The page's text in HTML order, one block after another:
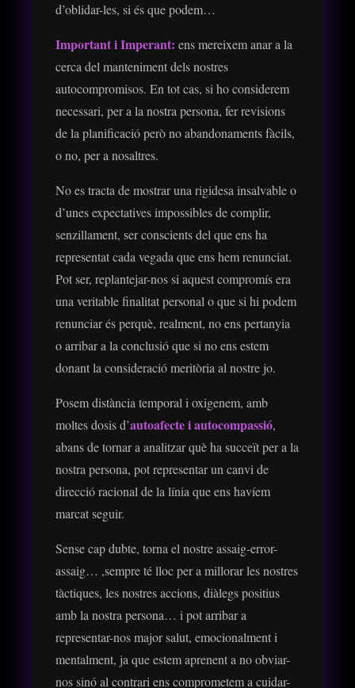
d’oblidar-les, si és que podem…
Important i Imperant: ens mereixem anar a la
cerca del manteniment dels nostres
autocompromisos. En tot cas, si ho considerem
necessari, per a la nostra persona, fer revisions
de la planificació però no abandonaments fàcils,
o no, per a nosaltres.
No es tracta de mostrar una rigidesa insalvable o
d’unes expectatives impossibles de complir,
senzillament, ser conscients del que ens ha
representat cada vegada que ens hem renunciat.
Pot ser, replantejar-nos si aquest compromís era
una veritable finalitat personal o que si hi podem
renunciar és perquè, realment, no ens pertanyia
o arribar a la conclusió que si no ens estem
donant la consideració meritòria al nostre jo.
Posem distància temporal i oxigenem, amb
moltes dosis d’autoafecte i autocompassió,
abans de tornar a analitzar què ha succeït per a la
nostra persona, pot representar un canvi de
direcció racional de la línia que ens havíem
marcat seguir.
Sense cap dubte, torna el nostre assaig-error-
assaig… ,sempre té lloc per a millorar les nostres
tàctiques, les nostres accions, diàlegs positius
amb la nostra persona… i pot arribar a
representar-nos major salut, emocionalment i
mentalment, ja que estem aprenent a no obviar-
nos sinó al contrari ens comprometem a cuidar-